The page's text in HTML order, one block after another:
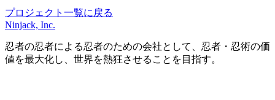
プロジェクト一覧に戻る
Ninjack, Inc.
忍者の忍者による忍者のための会社として、忍者・忍術の価
値を最大化し、世界を熱狂させることを目指す。